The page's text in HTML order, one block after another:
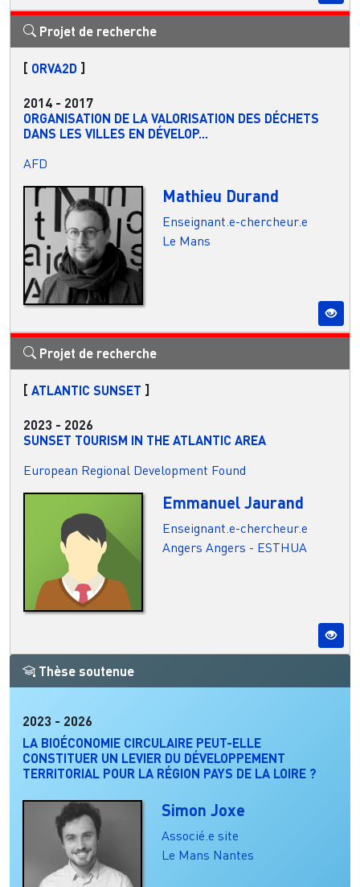
Projet de recherche
[ ORVA2D ]
2014 - 2017
ORGANISATION DE LA VALORISATION DES DÉCHETS
DANS LES VILLES EN DÉVELOP...
AFD
Mathieu Durand
Enseignant.e-chercheur.e
Le Mans
Projet de recherche
[ ATLANTIC SUNSET ]
2023 - 2026
SUNSET TOURISM IN THE ATLANTIC AREA
European Regional Development Found
Emmanuel Jaurand
Enseignant.e-chercheur.e
Angers Angers - ESTHUA
Thèse soutenue
2023 - 2026
LA BIOÉCONOMIE CIRCULAIRE PEUT-ELLE
CONSTITUER UN LEVIER DU DÉVELOPPEMENT
TERRITORIAL POUR LA RÉGION PAYS DE LA LOIRE ?
Simon Joxe
Associé.e site
Le Mans Nantes